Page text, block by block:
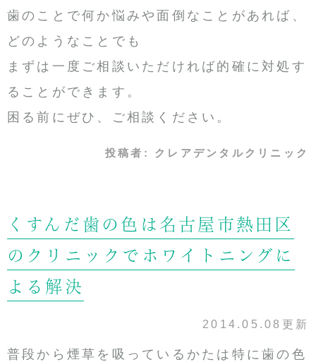
歯のことで何か悩みや面倒なことがあれば、
どのようなことでも
まずは一度ご相談いただければ的確に対処す
ることができます。
困る前にぜひ、ご相談ください。
投稿者: クレアデンタルクリニック
くすんだ歯の色は名古屋市熱田区
のクリニックでホワイトニングに
よる解決
2014.05.08更新
普段から煙草を吸っているかたは特に歯の色